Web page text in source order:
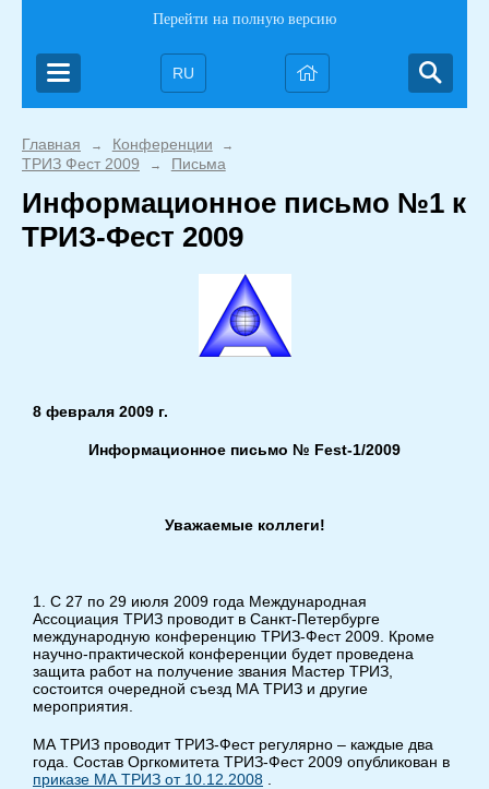
Перейти на полную версию
RU
Главная → Конференции →
ТРИЗ Фест 2009 → Письма
Информационное письмо №1 к
ТРИЗ-Фест 2009
8 февраля 2009 г.
Информационное письмо № Fest-1/2009
Уважаемые коллеги!
1. С 27 по 29 июля 2009 года Международная
Ассоциация ТРИЗ проводит в Санкт-Петербурге
международную конференцию ТРИЗ-Фест 2009. Кроме
научно-практической конференции будет проведена
защита работ на получение звания Мастер ТРИЗ,
состоится очередной съезд МА ТРИЗ и другие
мероприятия.
МА ТРИЗ проводит ТРИЗ-Фест регулярно – каждые два
года. Состав Оргкомитета ТРИЗ-Фест 2009 опубликован в
приказе МА ТРИЗ от 10.12.2008